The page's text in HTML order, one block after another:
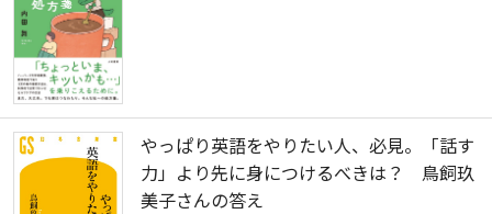
やっぱり英語をやりたい人、必見。「話す
力」より先に身につけるべきは？ 鳥飼玖
美子さんの答え